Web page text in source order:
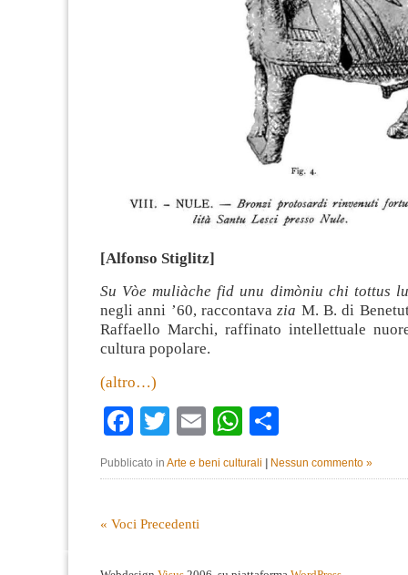
[Alfonso Stiglitz]
Su Vòe muliàche fid unu dimòniu chi tottus
negli anni ’60, raccontavazia M. B. di
Raffaello Marchi, raffinato intellettuale
cultura popolare.
(altro…)
Facebook
TwitterEmailWhatsApp
Pubblicato in Arte e beni culturali Nessun commento »
« Voci Precedenti